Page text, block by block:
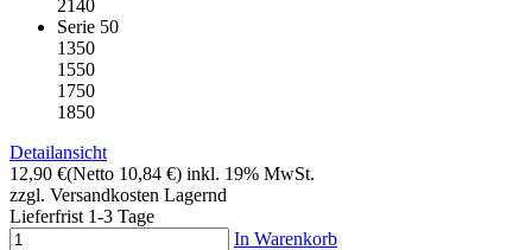
2140
Serie 50
1350
1550
1750
1850
Detailansicht
12,90 €(Netto 10,84 €) inkl. 19% MwSt.
zzgl. Versandkosten Lagernd
Lieferfrist 1-3 Tage
In Warenkorb